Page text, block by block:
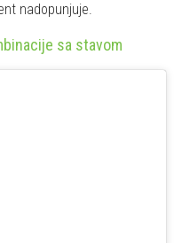
nadopunjuje.
sa stavom